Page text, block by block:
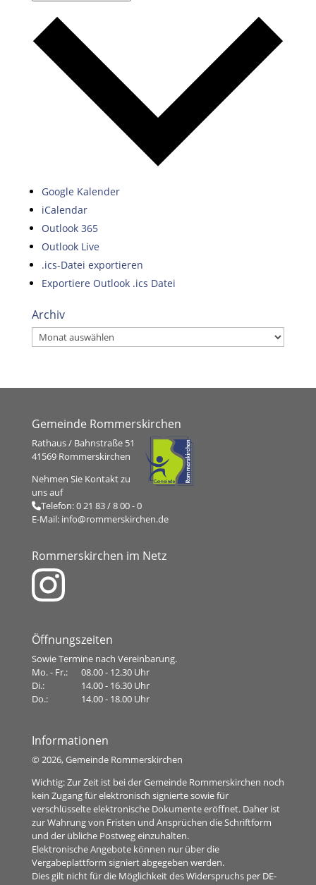
Google Kalender
iCalendar
Outlook 365
Outlook Live
.ics-Datei exportieren
Exportiere Outlook .ics Datei
Archiv
Archiv
Gemeinde Rommerskirchen
Rathaus / Bahnstraße 51
41569 Rommerskirchen
Nehmen Sie Kontakt zu
uns auf
Telefon:0 21 83 / 8 00 - 0
E-Mail: info@rommerskirchen.de
Rommerskirchen im Netz
Öffnungszeiten
Sowie Termine nach Vereinbarung.
Mo. - Fr.:
08.00 - 12.30 Uhr
Di.:
14.00 - 16.30 Uhr
Do.:
14.00 - 18.00 Uhr
Informationen
© 2026, Gemeinde Rommerskirchen
Wichtig: Zur Zeit ist bei der Gemeinde Rommerskirchen noch
kein Zugang für elektronisch signierte sowie für
verschlüsselte elektronische Dokumente eröffnet. Daher ist
zur Wahrung von Fristen und Ansprüchen die Schriftform
und der übliche Postweg einzuhalten.
Elektronische Angebote können nur über die
Vergabeplattform signiert abgegeben werden.
Dies gilt nicht für die Möglichkeit des Widerspruchs per DE-